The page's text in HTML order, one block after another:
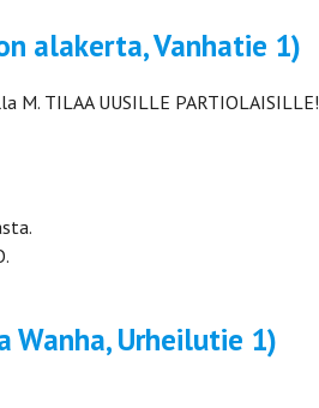
alakerta, Vanhatie 1)
M. TILAA UUSILLE PARTIOLAISILLE!
Wanha, Urheilutie 1)